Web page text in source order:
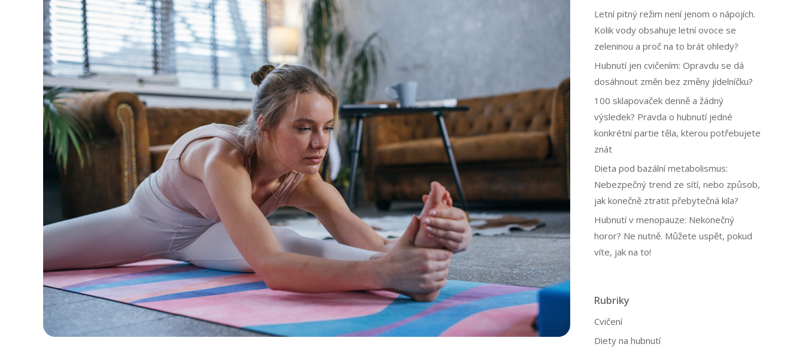
Letní pitný režim není jenom o nápojích.
Kolik vody obsahuje letní ovoce se
zeleninou a proč na to brát ohledy?
Hubnutí jen cvičením: Opravdu se dá
dosáhnout změn bez změny jídelníčku?
100 sklapovaček denně a žádný
výsledek? Pravda o hubnutí jedné
konkrétní partie těla, kterou potřebujete
znát
Dieta pod bazální metabolismus:
Nebezpečný trend ze sítí, nebo způsob,
jak konečně ztratit přebytečná kila?
Hubnutí v menopauze: Nekonečný
horor? Ne nutně. Můžete uspět, pokud
víte, jak na to!
Rubriky
Cvičení
Diety na hubnutí